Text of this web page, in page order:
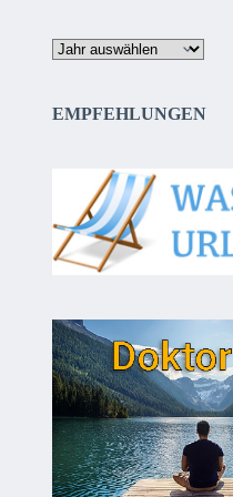
Archiv
EMPFEHLUNGEN